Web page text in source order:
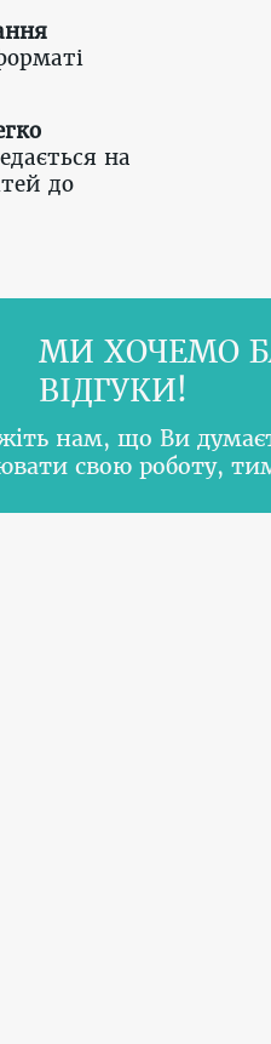
на
до
МИ ХОЧЕМО
ВІДГУКИ!
нам, що Ви
свою роботу,